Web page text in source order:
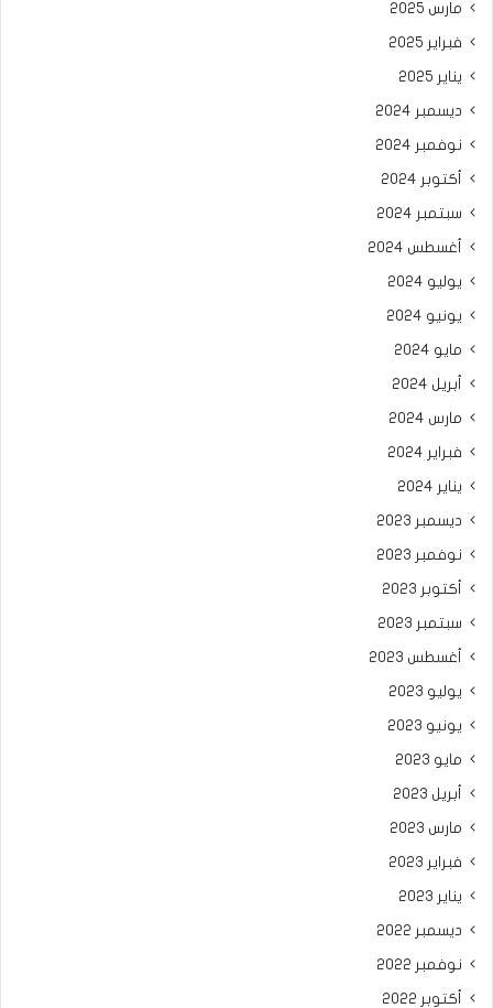
مارس 2025
فبراير 2025
يناير 2025
ديسمبر 2024
نوفمبر 2024
أكتوبر 2024
سبتمبر 2024
أغسطس 2024
يوليو 2024
يونيو 2024
مايو 2024
أبريل 2024
مارس 2024
فبراير 2024
يناير 2024
ديسمبر 2023
نوفمبر 2023
أكتوبر 2023
سبتمبر 2023
أغسطس 2023
يوليو 2023
يونيو 2023
مايو 2023
أبريل 2023
مارس 2023
فبراير 2023
يناير 2023
ديسمبر 2022
نوفمبر 2022
أكتوبر 2022